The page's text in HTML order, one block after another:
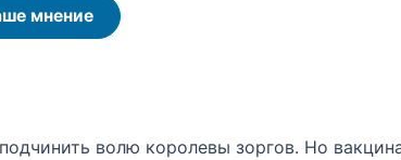
мнение
волю королевы зоргов. Но